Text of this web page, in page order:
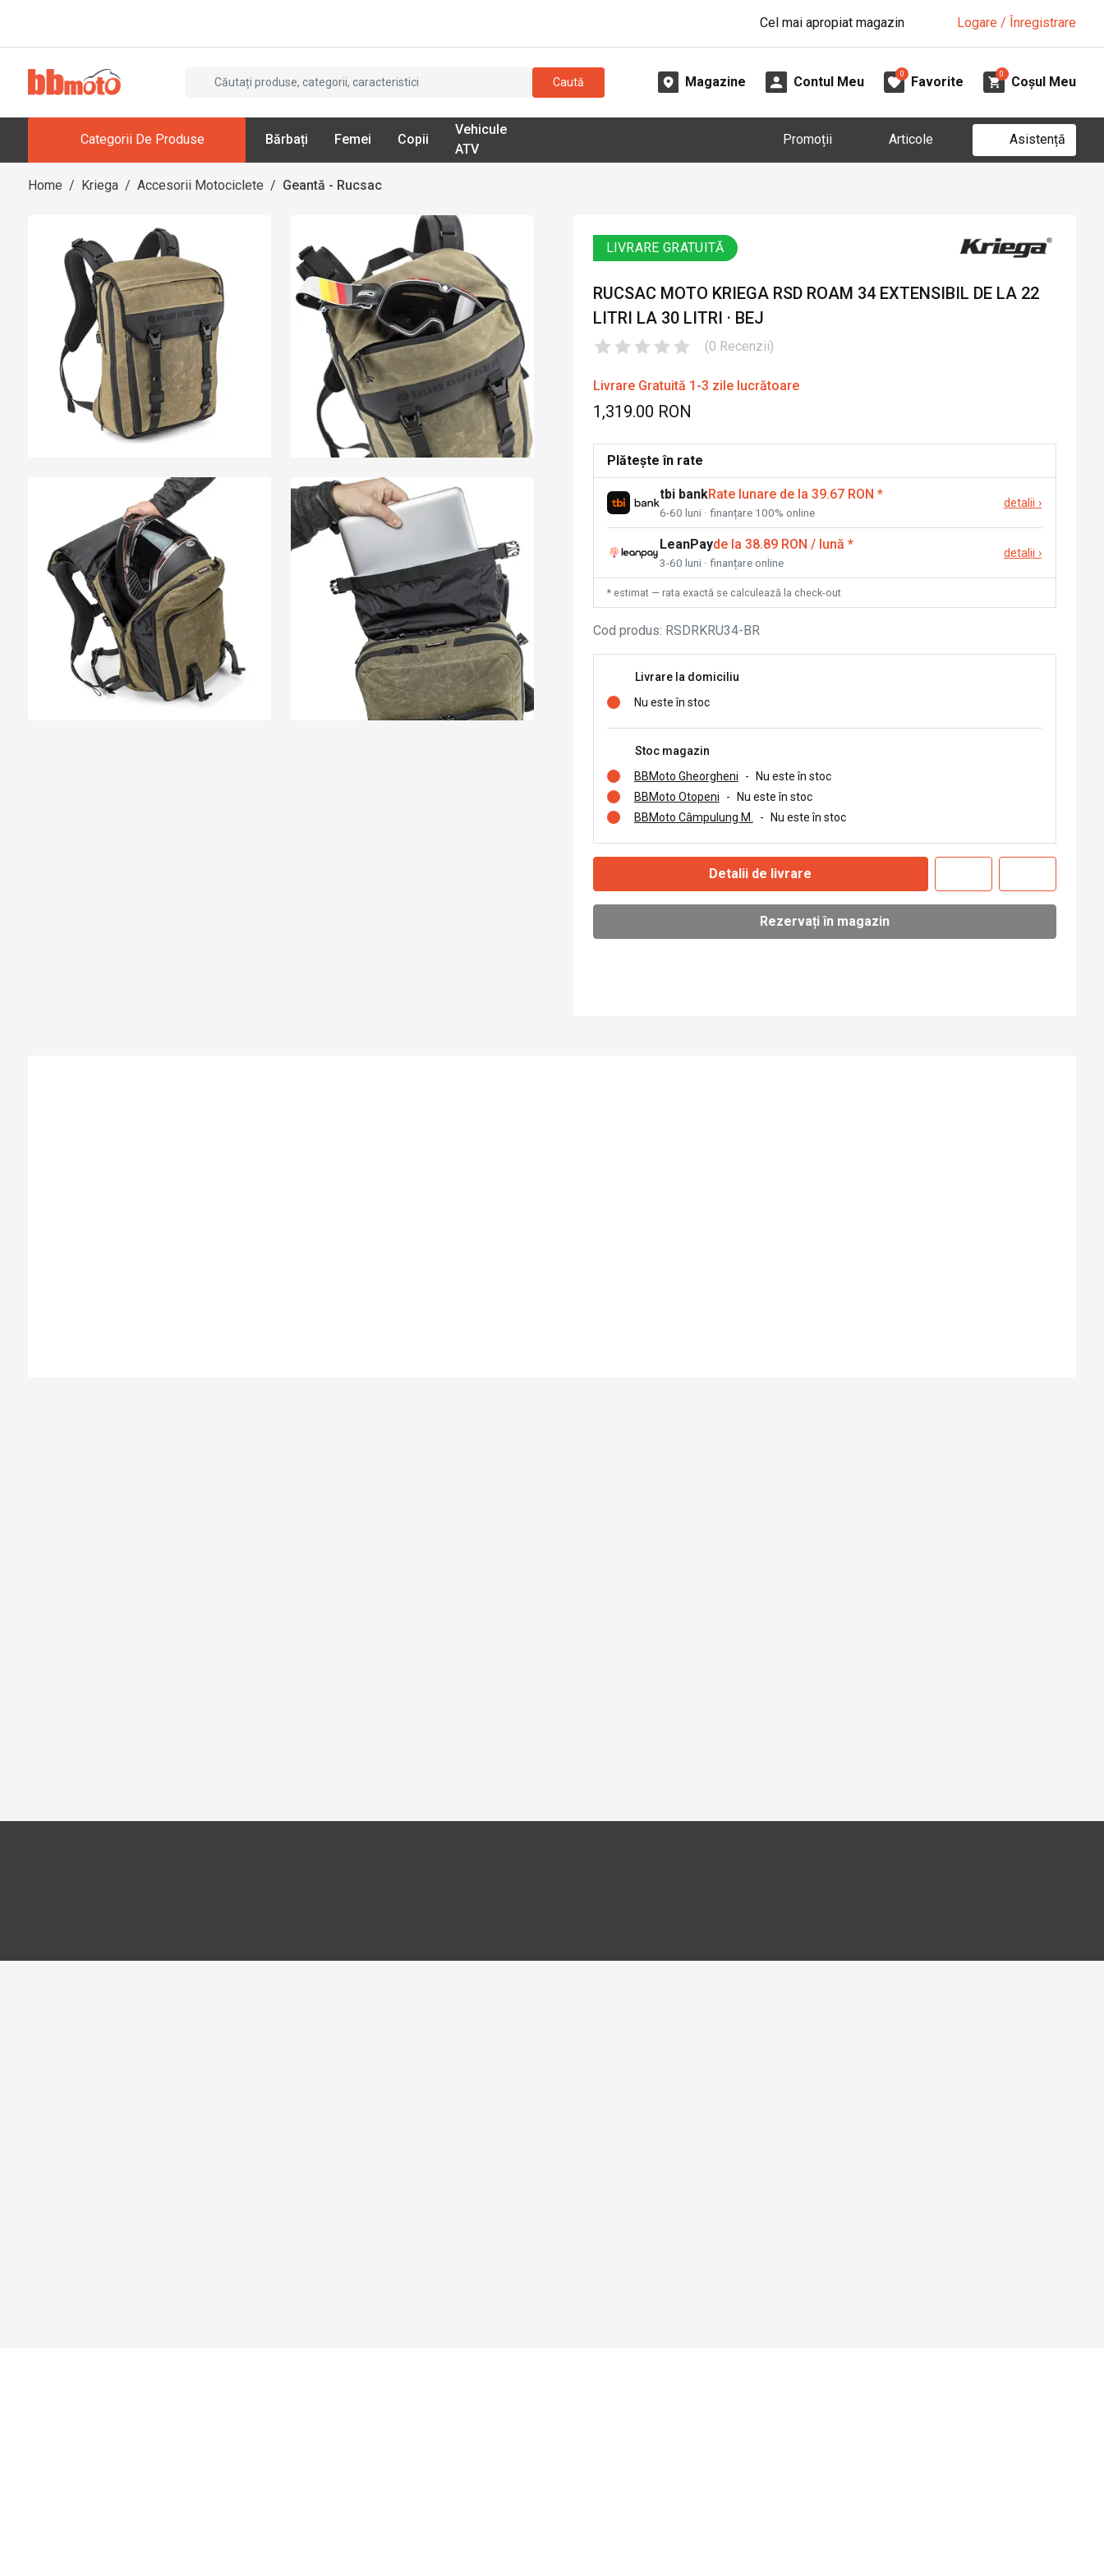
Cel mai apropiat magazin Logare / Înregistrare
Caută Magazine Contul Meu
0
Favorite
0
Coșul Meu
Categorii De Produse Bărbați Femei Copii
Vehicule
ATV
Promoții Articole Asistență
Home / Kriega / Accesorii Motociclete / Geantă - Rucsac
LIVRARE GRATUITĂ
RUCSAC MOTO KRIEGA RSD ROAM 34 EXTENSIBIL DE LA 22
LITRI LA 30 LITRI · BEJ
(0 Recenzii)
Livrare Gratuită 1-3 zile lucrătoare
1,319.00 RON
Plătește în rate
tbi bankRate lunare de la 39.67 RON *
6-60 luni · finanțare 100% online
detalii ›
LeanPayde la 38.89 RON / lună *
3-60 luni · finanțare online
detalii ›
* estimat — rata exactă se calculează la check-out
Cod produs: RSDRKRU34-BR
Livrare la domiciliu
Nu este în stoc
Stoc magazin
BBMoto Gheorgheni
- Nu este în stoc
BBMoto Otopeni
- Nu este în stoc
BBMoto Câmpulung M.
- Nu este în stoc
Detalii de livrare
Rezervați în magazin